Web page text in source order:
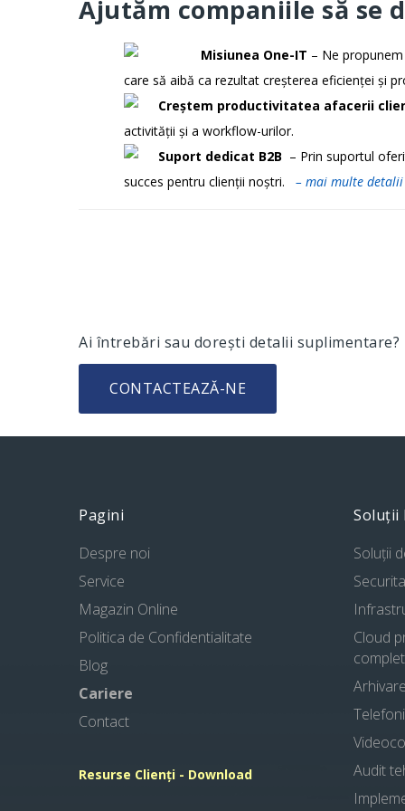
Ajutăm companiile să se
Misiunea One-IT – Ne
care să aibă ca rezultat creșterea eficienței și
Creștem productivitatea afacerii
activității și a workflow-urilor.
Suport dedicat B2B – Prin suportul
succes pentru clienții noștri. – mai multe detalii
Ai întrebări sau dorești detalii suplimentare?
CONTACTEAZĂ-NE
Pagini
Despre noi
Service
Magazin Online
Politica de Confidentialitate
Blog
Cariere
Contact
Resurse Clienți - Download
Soluții
Soluții
Cloud
Audit